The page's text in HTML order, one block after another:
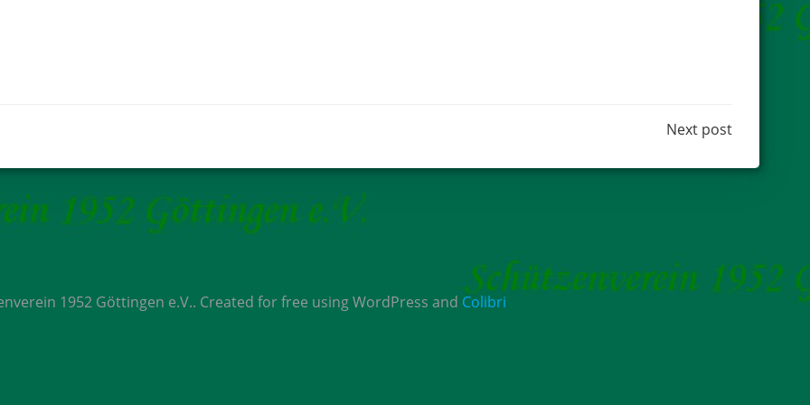
navigation
Next post
1952 Göttingen e.V.. Created for free using WordPress and Colibri